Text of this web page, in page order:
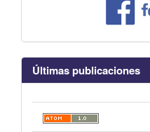
Últimas publicaciones